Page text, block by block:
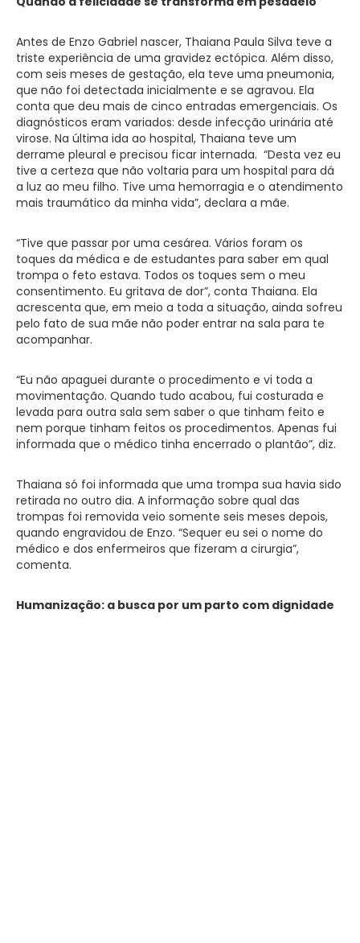
Antes de Enzo Gabriel nascer, Thaiana Paula Silva teve a
triste experiência de uma gravidez ectópica. Além disso,
com seis meses de gestação, ela teve uma pneumonia,
que não foi detectada inicialmente e se agravou. Ela
conta que deu mais de cinco entradas emergenciais. Os
diagnósticos eram variados: desde infecção urinária até
virose. Na última ida ao hospital, Thaiana teve um
derrame pleural e precisou ficar internada. “Desta vez eu
tive a certeza que não voltaria para um hospital para dá
a luz ao meu filho. Tive uma hemorragia e o atendimento
mais traumático da minha vida”, declara a mãe.
“Tive que passar por uma cesárea. Vários foram os
toques da médica e de estudantes para saber em qual
trompa o feto estava. Todos os toques sem o meu
consentimento. Eu gritava de dor”, conta Thaiana. Ela
acrescenta que, em meio a toda a situação, ainda sofreu
pelo fato de sua mãe não poder entrar na sala para te
acompanhar.
“Eu não apaguei durante o procedimento e vi toda a
movimentação. Quando tudo acabou, fui costurada e
levada para outra sala sem saber o que tinham feito e
nem porque tinham feitos os procedimentos. Apenas fui
informada que o médico tinha encerrado o plantão”, diz.
Thaiana só foi informada que uma trompa sua havia sido
retirada no outro dia. A informação sobre qual das
trompas foi removida veio somente seis meses depois,
quando engravidou de Enzo. “Sequer eu sei o nome do
médico e dos enfermeiros que fizeram a cirurgia”,
comenta.
Humanização: a busca por um parto com dignidade